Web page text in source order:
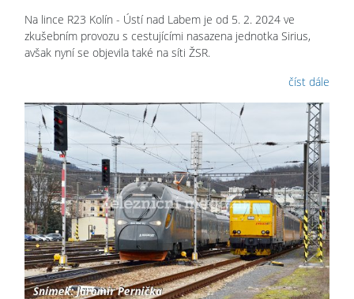
Na lince R23 Kolín - Ústí nad Labem je od 5. 2. 2024 ve
zkušebním provozu s cestujícími nasazena jednotka Sirius,
avšak nyní se objevila také na síti ŽSR.
číst dále